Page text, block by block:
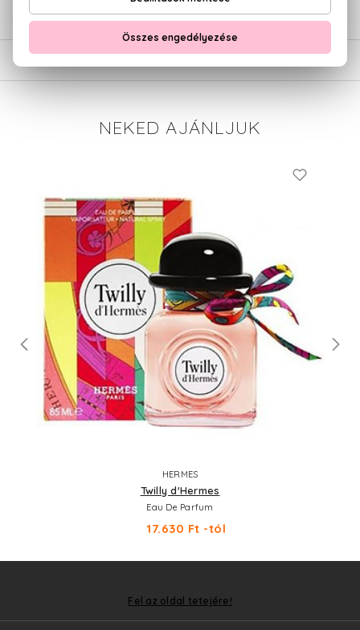
SZÁLLÍTÁS
NEKED AJÁNLJUK
HERMES
Twilly d'Hermes
Eau De Parfum
17.630 Ft -tól
Fel az oldal tetejére!